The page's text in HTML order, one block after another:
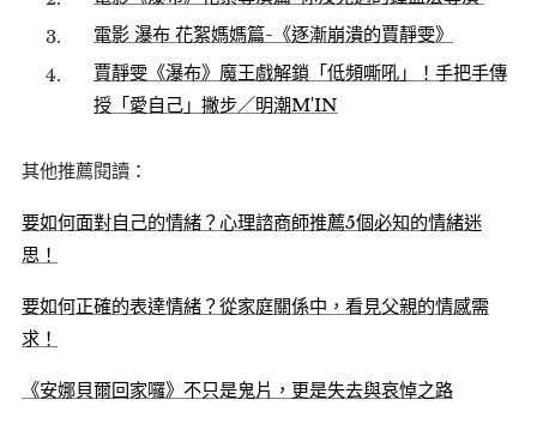
電影 瀑布 花絮媽媽篇-《逐漸崩潰的賈靜雯》
賈靜雯《瀑布》魔王戲解鎖「低頻嘶吼」！手把手傳
授「愛自己」撇步／明潮M'IN
其他推薦閱讀：
要如何面對自己的情緒？心理諮商師推薦5個必知的情緒迷
思！
要如何正確的表達情緒？從家庭關係中，看見父親的情感需
求！
《安娜貝爾回家囉》不只是鬼片，更是失去與哀悼之路